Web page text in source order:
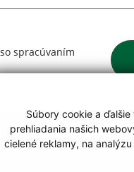
Súbory cookie a
prehliadania našich
cielené reklamy, na
spracúvaním
s
ECHELON 2,